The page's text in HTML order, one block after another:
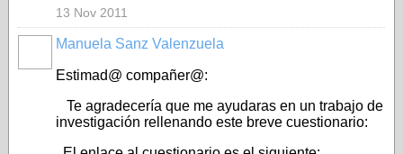
13 Nov 2011
Manuela Sanz Valenzuela
Estimad@ compañer@:
Te agradecería que me ayudaras en un trabajo de
investigación rellenando este breve cuestionario: